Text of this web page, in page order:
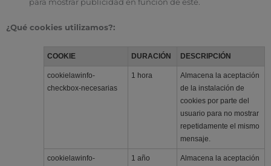
para mostrar publicidad en función de este.
¿Qué cookies utilizamos?:
COOKIE DURACIÓN DESCRIPCIÓN
cookielawinfo-
checkbox-necesarias
1 hora
Almacena la aceptación
de la instalación de
cookies por parte del
usuario para no mostrar
repetidamente el mismo
mensaje.
cookielawinfo-
1 año
Almacena la aceptación